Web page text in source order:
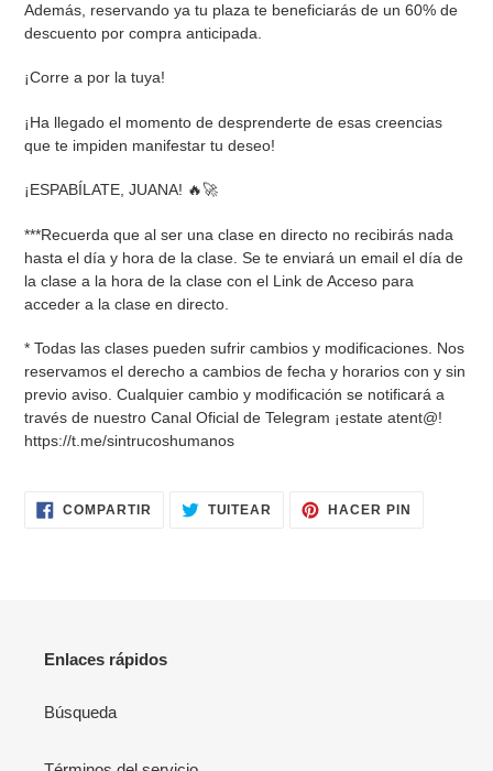
Además, reservando ya tu plaza te beneficiarás de un 60% de
descuento por compra anticipada.
¡Corre a por la tuya!
¡Ha llegado el momento de desprenderte de esas creencias
que te impiden manifestar tu deseo!
¡ESPABÍLATE, JUANA! 🔥🚀
***Recuerda que al ser una clase en directo no recibirás nada
hasta el día y hora de la clase. Se te enviará un email el día de
la clase a la hora de la clase con el Link de Acceso para
acceder a la clase en directo.
* Todas las clases pueden sufrir cambios y modificaciones. Nos
reservamos el derecho a cambios de fecha y horarios con y sin
previo aviso. Cualquier cambio y modificación se notificará a
través de nuestro Canal Oficial de Telegram ¡estate atent@!
https://t.me/sintrucoshumanos
COMPARTIR COMPARTIRTUITEAR TUITEARHACER PIN
Enlaces rápidos
Búsqueda